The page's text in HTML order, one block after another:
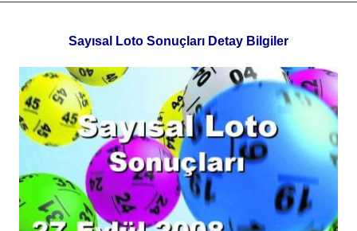
Sayısal Loto Sonuçları Detay Bilgiler